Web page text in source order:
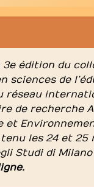
3e édition du
sciences de
réseau
de recherche
et
tenu les 24 et 25
Studi di
.